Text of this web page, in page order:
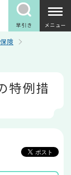
早引き メニュー
険
特例措